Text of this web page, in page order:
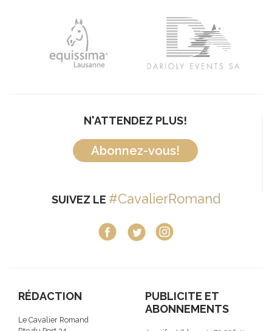
N'ATTENDEZ PLUS!
Abonnez-vous!
SUIVEZ LE #CavalierRomand
RÉDACTION
Le Cavalier Romand
PUBLICITE ET
ABONNEMENTS